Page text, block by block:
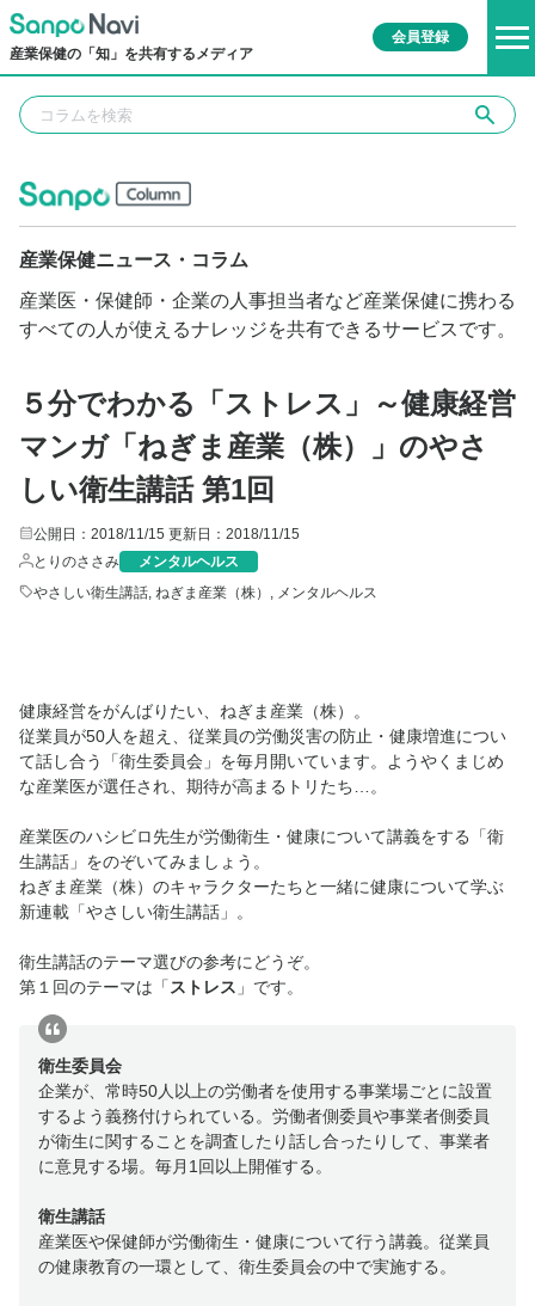
産業保健の「知」を共有するメディア
会員登録
産業保健ニュース・コラム
産業医・保健師・企業の人事担当者など産業保健に携わる
すべての人が使えるナレッジを共有できるサービスです。
５分でわかる「ストレス」～健康経営
マンガ「ねぎま産業（株）」のやさ
しい衛生講話 第1回
公開日：2018/11/15 更新日：2018/11/15
とりのささみ
メンタルヘルス
やさしい衛生講話, ねぎま産業（株） , メンタルヘルス
健康経営をがんばりたい、ねぎま産業（株）。
従業員が50人を超え、従業員の労働災害の防止・健康増進につい
て話し合う「衛生委員会」を毎月開いています。ようやくまじめ
な産業医が選任され、期待が高まるトリたち…。
産業医のハシビロ先生が労働衛生・健康について講義をする「衛
生講話」をのぞいてみましょう。
ねぎま産業（株）のキャラクターたちと一緒に健康について学ぶ
新連載「やさしい衛生講話」。
衛生講話のテーマ選びの参考にどうぞ。
第１回のテーマは「 ストレス 」です。
衛生委員会
企業が、常時50人以上の労働者を使用する事業場ごとに設置
するよう義務付けられている。労働者側委員や事業者側委員
が衛生に関することを調査したり話し合ったりして、事業者
に意見する場。毎月1回以上開催する。
衛生講話
産業医や保健師が労働衛生・健康について行う講義。従業員
の健康教育の一環として、衛生委員会の中で実施する。